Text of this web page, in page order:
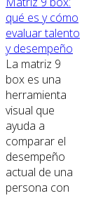
qué es y cómo
evaluar talento
y desempeño
La matriz 9
box es una
herramienta
visual que
ayuda a
comparar el
desempeño
actual de una
persona con